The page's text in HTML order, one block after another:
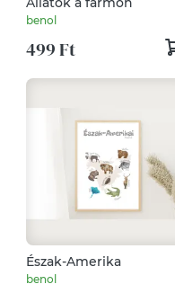
benol
499 Ft
Észak-Amerika
benol